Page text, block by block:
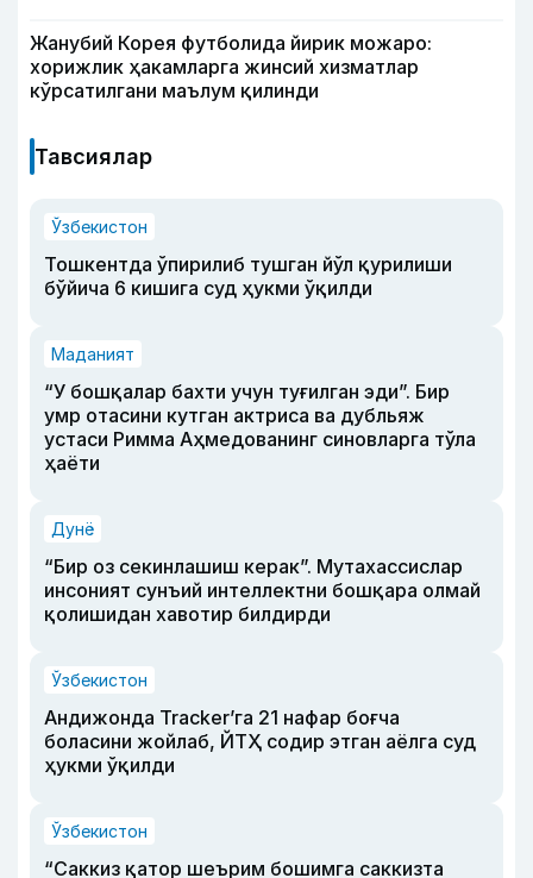
Жанубий Корея футболида йирик можаро:
хорижлик ҳакамларга жинсий хизматлар
кўрсатилгани маълум қилинди
Тавсиялар
Ўзбекистон
Тошкентда ўпирилиб тушган йўл қурилиши
бўйича 6 кишига суд ҳукми ўқилди
Маданият
“У бошқалар бахти учун туғилган эди”. Бир
умр отасини кутган актриса ва дубльяж
устаси Римма Аҳмедованинг синовларга тўла
ҳаёти
Дунё
“Бир оз секинлашиш керак”. Мутахассислар
инсоният сунъий интеллектни бошқара олмай
қолишидан хавотир билдирди
Ўзбекистон
Андижонда Tracker’га 21 нафар боғча
боласини жойлаб, ЙТҲ содир этган аёлга суд
ҳукми ўқилди
Ўзбекистон
“Саккиз қатор шеърим бошимга саккизта